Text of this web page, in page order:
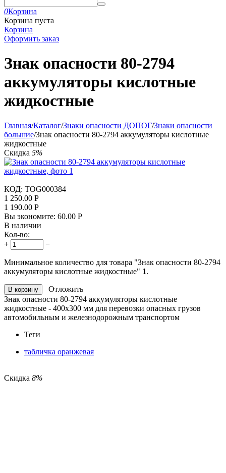
0Корзина
Корзина пуста
Корзина
Оформить заказ
Знак опасности 80-2794
аккумуляторы кислотные
жидкостные
Главная/Каталог/Знаки опасности ДОПОГ/Знаки опасности
большие/Знак опасности 80-2794 аккумуляторы кислотные
жидкостные
Скидка 5%
КОД: TOG000384
1 250.00 Р
1 190.00 Р
Вы экономите: 60.00 Р
В наличии
Кол-во:
+
−
Минимальное количество для товара "Знак опасности 80-2794
аккумуляторы кислотные жидкостные" 1.
В корзину
Отложить
Знак опасности 80-2794 аккумуляторы кислотные
жидкостные - 400х300 мм для перевозки опасных грузов
автомобильным и железнодорожным транспортом
Теги
табличка оранжевая
Скидка 8%